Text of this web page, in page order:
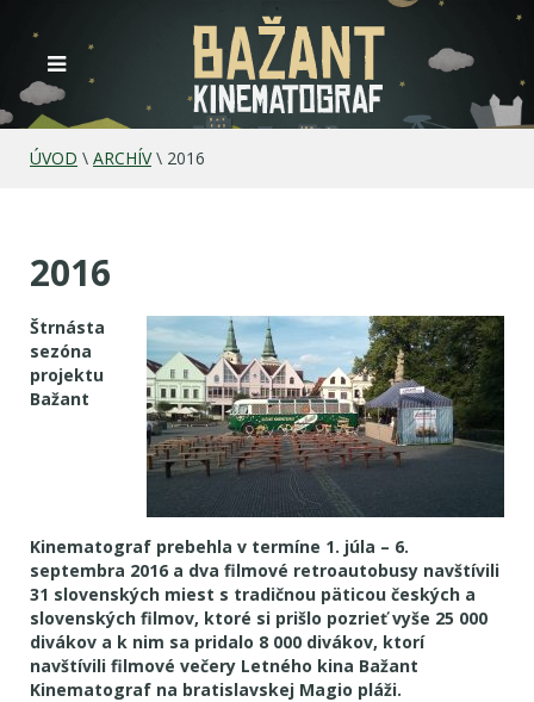
ÚVOD \ ARCHÍV\ 2016
2016
Štrnásta
sezóna
projektu
Bažant
Kinematograf prebehla v termíne 1. júla – 6.
septembra 2016 a dva filmové retroautobusy navštívili
31 slovenských miest s tradičnou päticou českých a
slovenských filmov, ktoré si prišlo pozrieťvyše 25 000
divákov a k nim sa pridalo 8 000 divákov, ktorí
navštívili filmové večery Letného kina Bažant
Kinematograf na bratislavskej Magio pláži.